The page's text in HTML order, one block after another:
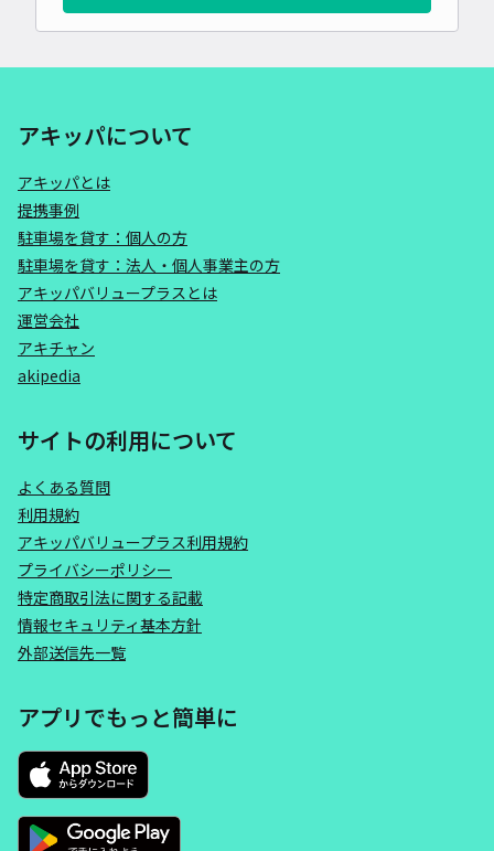
アキッパについて
アキッパとは
提携事例
駐車場を貸す：個人の方
駐車場を貸す：法人・個人事業主の方
アキッパバリュープラスとは
運営会社
アキチャン
akipedia
サイトの利用について
よくある質問
利用規約
アキッパバリュープラス利用規約
プライバシーポリシー
特定商取引法に関する記載
情報セキュリティ基本方針
外部送信先一覧
アプリでもっと簡単に